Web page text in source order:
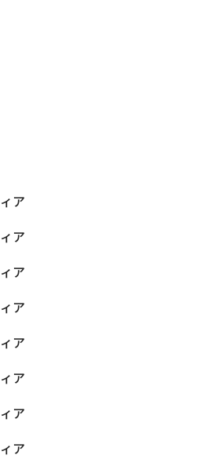
ア
ア
ア
ア
ア
ア
ア
ア